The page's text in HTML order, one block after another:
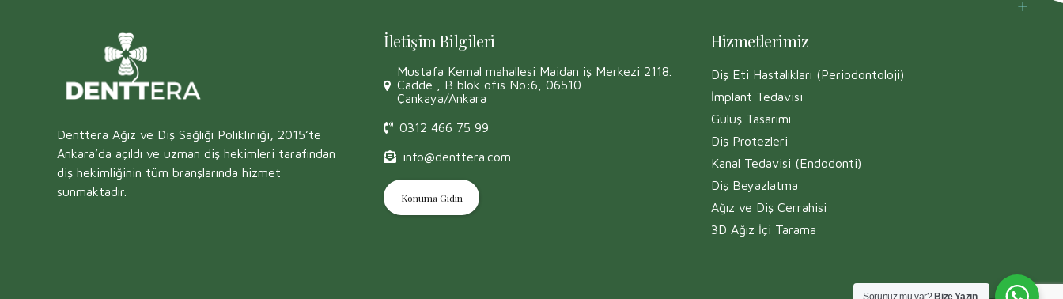
Denttera Ağız ve Diş Sağlığı Polikliniği, 2015’te
Ankara’da açıldı ve uzman diş hekimleri tarafından
diş hekimliğinin tüm branşlarında hizmet
sunmaktadır.
İletişim Bilgileri
Mustafa Kemal mahallesi Maidan iş Merkezi 2118.
Cadde , B blok ofis No:6, 06510
Çankaya/Ankara
0312 466 75 99
info@denttera.com
Konuma Gidin
Hizmetlerimiz
Diş Eti Hastalıkları (Periodontoloji)
İmplant Tedavisi
Gülüş Tasarımı
Diş Protezleri
Kanal Tedavisi (Endodonti)
Diş Beyazlatma
Ağız ve Diş Cerrahisi
3D Ağız İçi Tarama
Sorunuz mu var? Bize Yazın